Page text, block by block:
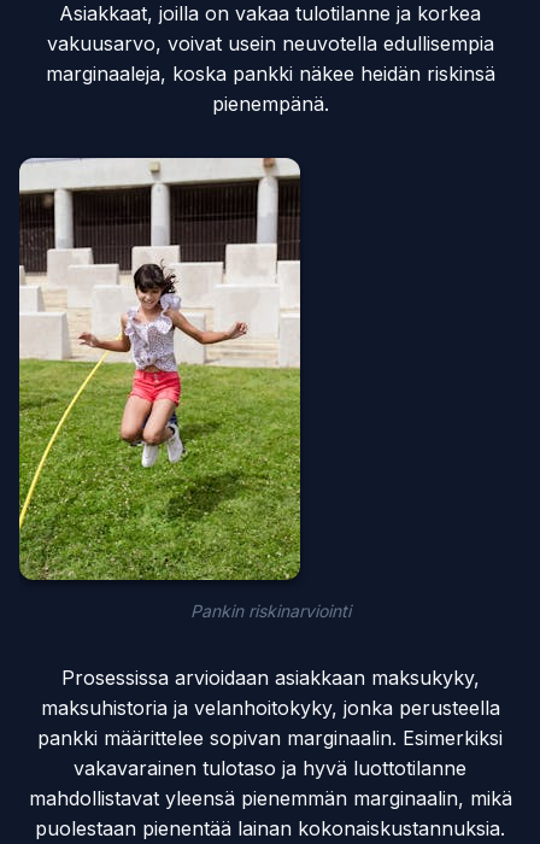
Asiakkaat, joilla on vakaa tulotilanne ja korkea
vakuusarvo, voivat usein neuvotella edullisempia
marginaaleja, koska pankki näkee heidän riskinsä
pienempänä.
Pankin riskinarviointi
Prosessissa arvioidaan asiakkaan maksukyky,
maksuhistoria ja velanhoitokyky, jonka perusteella
pankki määrittelee sopivan marginaalin. Esimerkiksi
vakavarainen tulotaso ja hyvä luottotilanne
mahdollistavat yleensä pienemmän marginaalin, mikä
puolestaan pienentää lainan kokonaiskustannuksia.